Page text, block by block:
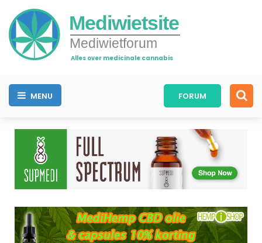
Mediwietsite
Mediwietforum
Alles over medicinale cannabis
MENU FORUM